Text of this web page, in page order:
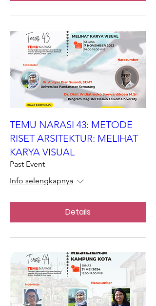
TEMU NARASI 43: METODE
RISET ARSITEKTUR: MELIHAT
KARYA VISUAL
Past Event
Info selengkapnya
Details